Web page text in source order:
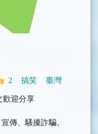
2 搞笑 臺灣
歡迎分享
傳、騷擾詐騙。